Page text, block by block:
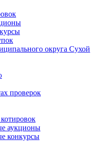
округа Сухой
проверок
аукционы
конкурсы